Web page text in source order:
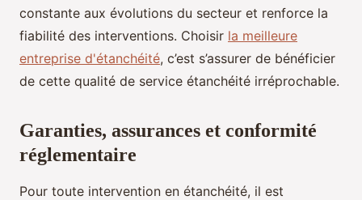
constante aux évolutions du secteur et renforce la
fiabilité des interventions. Choisir la meilleure
entreprise d'étanchéité, c’est s’assurer de bénéficier
de cette qualité de service étanchéité irréprochable.
Garanties, assurances et conformité
réglementaire
Pour toute intervention en étanchéité, il est